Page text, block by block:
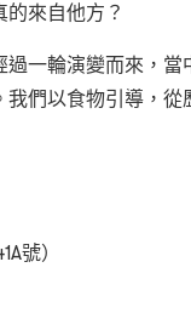
來自他方？
一輪演變而來，當
們以食物引導，
號）